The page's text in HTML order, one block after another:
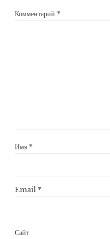
Комментарий *
Имя *
Email *
Сайт